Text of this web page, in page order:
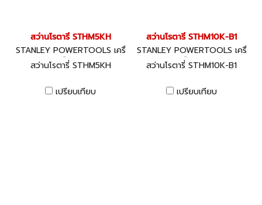
สว่านโรตารี่ STHM5KH
STANLEY POWERTOOLS เครื่
องมือไฟฟ้า
สว่านโรตารี่ STHM5KH
เปรียบเทียบ
สว่านโรตารี่ STHM10K-B1
STANLEY POWERTOOLS เครื่
องมือไฟฟ้า
สว่านโรตารี่ STHM10K-B1
เปรียบเทียบ